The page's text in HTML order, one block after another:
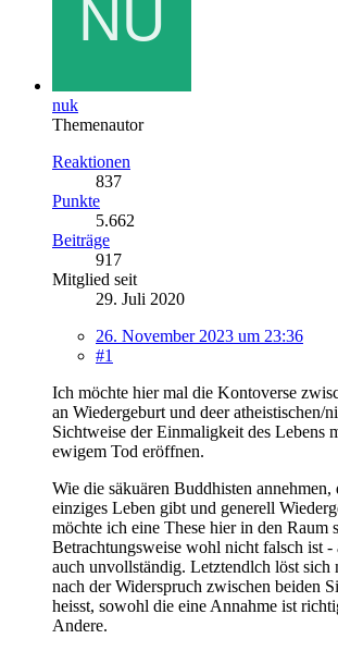
nuk
Themenautor
Reaktionen
837
Punkte
5.662
Beiträge
917
Mitglied seit
29. Juli 2020
26. November 2023 um 23:36
#1
Ich möchte hier mal die Kontoverse
an Wiedergeburt und deer atheistischen/
Sichtweise der Einmaligkeit des Lebens
ewigem Tod eröffnen.
Wie die säkuären Buddhisten annehmen,
einziges Leben gibt und generell
möchte ich eine These hier in den Raum
Betrachtungsweise wohl nicht falsch ist -
auch unvollständig. Letztendlch löst sich
nach der Widerspruch zwischen beiden
heisst, sowohl die eine Annahme ist
Andere.